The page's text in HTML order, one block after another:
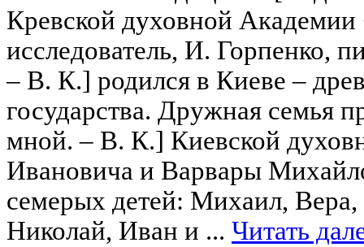
Кревской духовной
исследователь, И. Горпенко,
– В. К.] родился в Киеве –
государства. Дружная семья
мной. – В. К.] Киевской
Ивановича и Варвары
семерых детей: Михаил,
Николай, Иван и ... Читать